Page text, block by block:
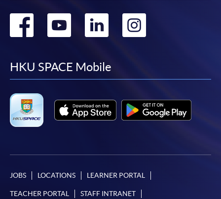
法例規定外，一切已繳費用，概不退還。
如須甄選入學，則正式收據並不可作為 閣下已獲
學費。
免責聲明
本學院會力求在有關網頁上刊載的資訊正確和合時，但本學院
會保證下列各項：資訊並無侵犯版權，資訊可安全使用、資訊
準確、資訊適合任何目的、資訊不含電腦病毒等。
Go
facebook
Go
youtube
Go
linkedin
HKU SPACE Mobile
JOBS LOCATIONS LEARNER PORTAL
TEACHER PORTAL STAFF INTRANET